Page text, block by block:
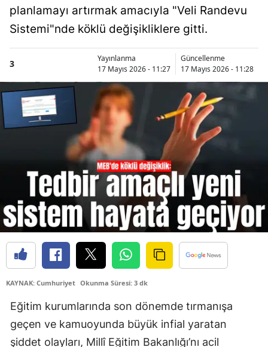
planlamayı artırmak amacıyla "Veli Randevu
Sistemi"nde köklü değişikliklere gitti.
3
Yayınlanma
17 Mayıs 2026 - 11:27
Güncellenme
17 Mayıs 2026 - 11:28
KAYNAK: Cumhuriyet Okunma Süresi: 3 dk
Eğitim kurumlarında son dönemde tırmanışa
geçen ve kamuoyunda büyük infial yaratan
şiddet olayları, Millî Eğitim Bakanlığı’nı acil